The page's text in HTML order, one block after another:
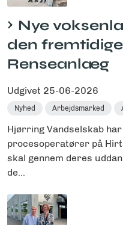
Nye
den
Renseanlæg
Udgivet 25-06-2026
Nyhed Arbejdsmarked
Hjørring Vandselskab
procesoperatører på
skal gennem deres
de...